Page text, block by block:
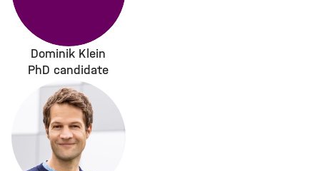
Dominik Klein
PhD candidate